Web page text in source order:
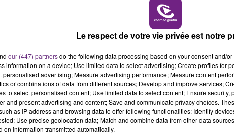
FM
situation
est
LE MAGASIN JOUÉCLUB DE
SES PORTES
C'était l'une des institutions du
rémois. Le magasin JouéClub est
fermer ses portes.
Le respect de votre vie privée est notre
our (447) partnersdo the following data processing based on your consent and/
information on a device; Use limited data to select advertising; Create profiles for
personalised advertising; Measure advertising performance; Measure content
or combinations of data from different sources; Develop and improve services;
to select personalised content; Use limited data to select content; Ensure security,
and present advertising and content; Save and communicate privacy choices.
as IP address and browsing data to offer following functionalities: Identify
Use precise geolocation data; Match and combine data from other data
on information transmitted automatically.